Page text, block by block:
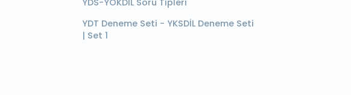
YDS-YÖKDİL Soru Tipleri
YDT Deneme Seti - YKSDİL Deneme Seti
| Set 1